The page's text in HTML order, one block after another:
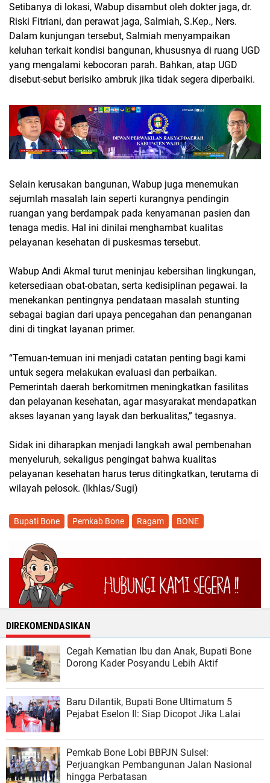
Setibanya di lokasi, Wabup disambut oleh dokter jaga, dr.
Riski Fitriani, dan perawat jaga, Salmiah, S.Kep., Ners.
Dalam kunjungan tersebut, Salmiah menyampaikan
keluhan terkait kondisi bangunan, khususnya di ruang UGD
yang mengalami kebocoran parah. Bahkan, atap UGD
disebut-sebut berisiko ambruk jika tidak segera diperbaiki.
Selain kerusakan bangunan, Wabup juga menemukan
sejumlah masalah lain seperti kurangnya pendingin
ruangan yang berdampak pada kenyamanan pasien dan
tenaga medis. Hal ini dinilai menghambat kualitas
pelayanan kesehatan di puskesmas tersebut.
Wabup Andi Akmal turut meninjau kebersihan lingkungan,
ketersediaan obat-obatan, serta kedisiplinan pegawai. Ia
menekankan pentingnya pendataan masalah stunting
sebagai bagian dari upaya pencegahan dan penanganan
dini di tingkat layanan primer.
“Temuan-temuan ini menjadi catatan penting bagi kami
untuk segera melakukan evaluasi dan perbaikan.
Pemerintah daerah berkomitmen meningkatkan fasilitas
dan pelayanan kesehatan, agar masyarakat mendapatkan
akses layanan yang layak dan berkualitas,” tegasnya.
Sidak ini diharapkan menjadi langkah awal pembenahan
menyeluruh, sekaligus pengingat bahwa kualitas
pelayanan kesehatan harus terus ditingkatkan, terutama di
wilayah pelosok. (Ikhlas/Sugi)
Bupati Bone Pemkab Bone Ragam BONE
DIREKOMENDASIKAN
Cegah Kematian Ibu dan Anak, Bupati Bone
Dorong Kader Posyandu Lebih Aktif
Baru Dilantik, Bupati Bone Ultimatum 5
Pejabat Eselon II: Siap Dicopot Jika Lalai
Pemkab Bone Lobi BBPJN Sulsel:
Perjuangkan Pembangunan Jalan Nasional
hingga Perbatasan